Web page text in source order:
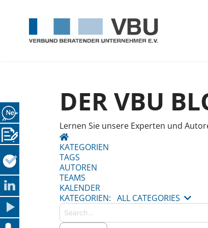
DER VBU
Lernen Sie unsere Experten und
HOME
KATEGORIEN
TAGS
AUTOREN
TEAMS
KALENDER
KATEGORIEN: ALL CATEGORIES